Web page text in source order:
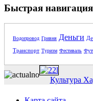
Быстрая навигация
Водопровод Гривня Деньги
Транспорт Туризм Фестиваль
Культура